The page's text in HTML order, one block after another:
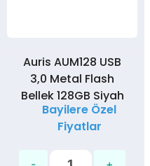
Auris AUM128 USB
3,0 Metal Flash
Bellek 128GB Siyah
Bayilere Özel
Fiyatlar